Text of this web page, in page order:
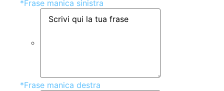
*Frase manica sinistra
*Frase manica destra